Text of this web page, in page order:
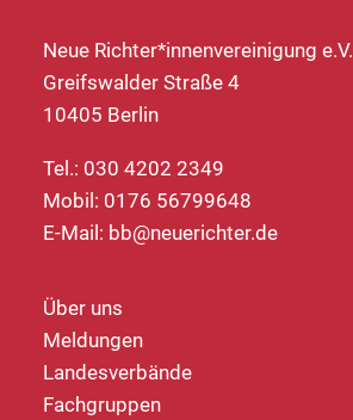
Neue Richter*innenvereinigung e.V.
Greifswalder Straße 4
10405 Berlin
Tel.: 030 4202 2349
Mobil: 0176 56799648
E-Mail: bb@neuerichter.de
Über uns
Meldungen
Landesverbände
Fachgruppen